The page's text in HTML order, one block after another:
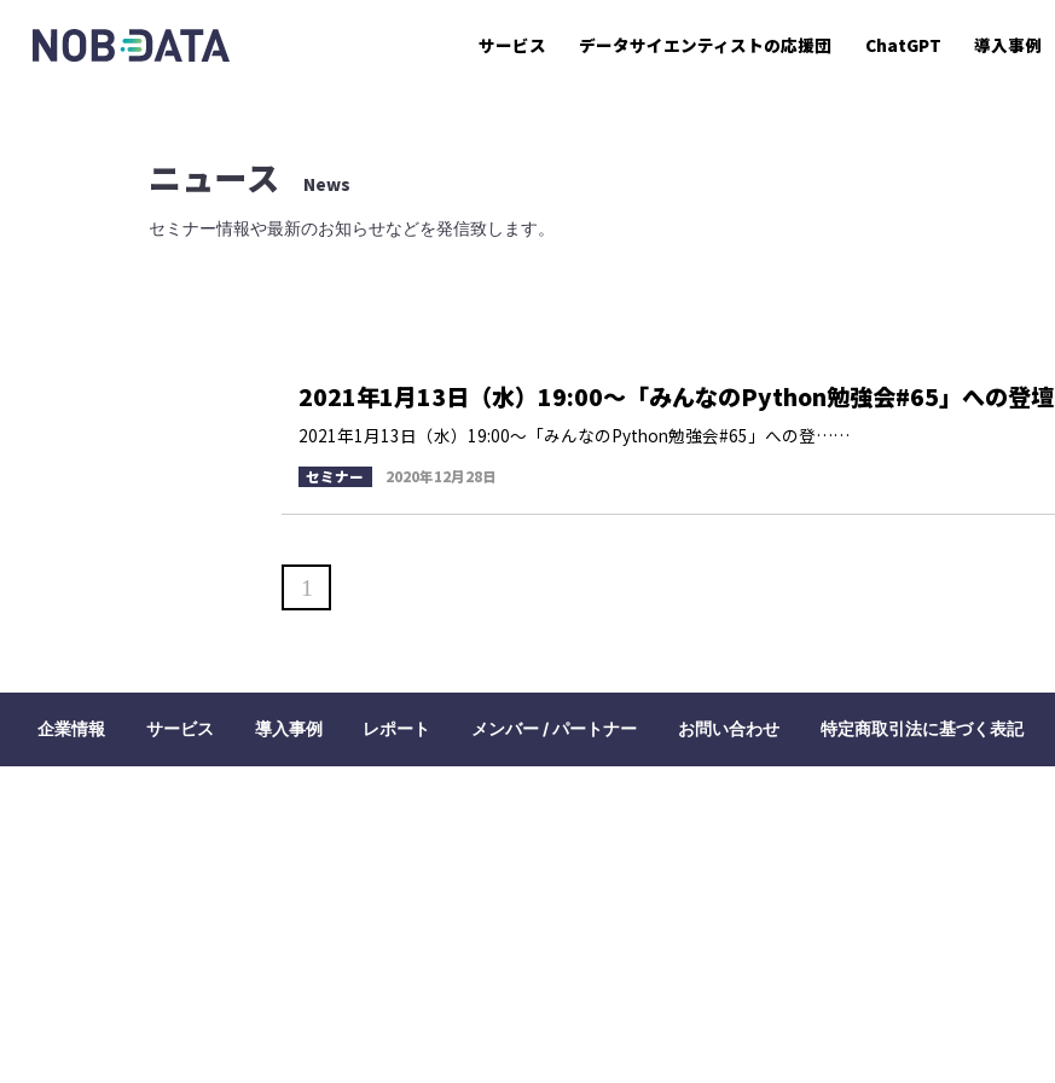
サービス データサイエンティストの応援団 ChatGPT 導入事例
ニュース News
セミナー情報や最新のお知らせなどを発信致します。
2021年1月13日（水）19:00〜「みんなのPython勉強会#65」への登壇
2021年1月13日（水）19:00〜「みんなのPython勉強会#65」への登……
セミナー 2020年12月28日
1
企業情報 サービス 導入事例 レポート メンバー / パートナー お問い合わせ 特定商取引法に基づく表記